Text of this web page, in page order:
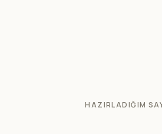
HAZIRLADIĞIM